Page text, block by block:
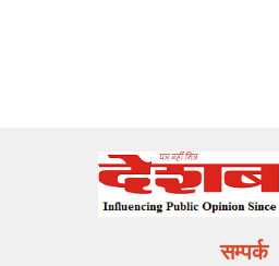
सम्पर्क